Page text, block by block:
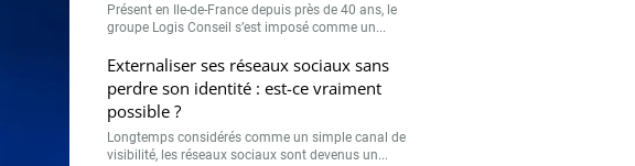
Présent en Ile-de-France depuis près de 40 ans, le
groupe Logis Conseil s’est imposé comme un...
Externaliser ses réseaux sociaux sans
perdre son identité : est-ce vraiment
possible ?
Longtemps considérés comme un simple canal de
visibilité, les réseaux sociaux sont devenus un...